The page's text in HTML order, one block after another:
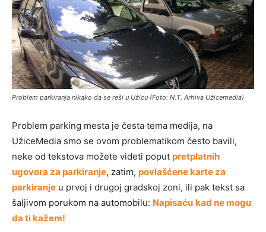
Problem parkiranja nikako da se reši u Užicu (Foto: N.T. Arhiva Užicemedia)
Problem parking mesta je česta tema medija, na
UžiceMedia smo se ovom problematikom često bavili,
neke od tekstova možete videti poput pretplatnih
ugovora za parkiranje, zatim, povlašćene karte za
parkiranje u prvoj i drugoj gradskoj zoni, ili pak tekst sa
šaljivom porukom na automobilu: Napisaću kad ne mogu
da ti kažem!